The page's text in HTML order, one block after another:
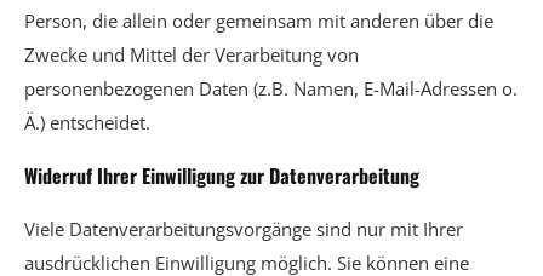
Person, die allein oder gemeinsam mit anderen über die
Zwecke und Mittel der Verarbeitung von
personenbezogenen Daten (z.B. Namen, E-Mail-Adressen o.
Ä.) entscheidet.
Widerruf Ihrer Einwilligung zur Datenverarbeitung
Viele Datenverarbeitungsvorgänge sind nur mit Ihrer
ausdrücklichen Einwilligung möglich. Sie können eine